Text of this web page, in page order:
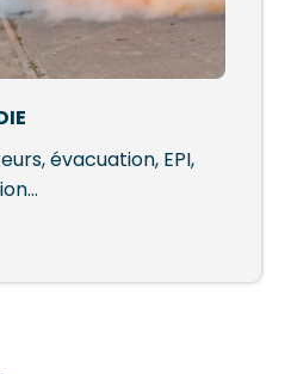
évacuation, EPI,